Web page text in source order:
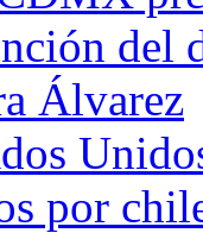
del
Álvarez
por